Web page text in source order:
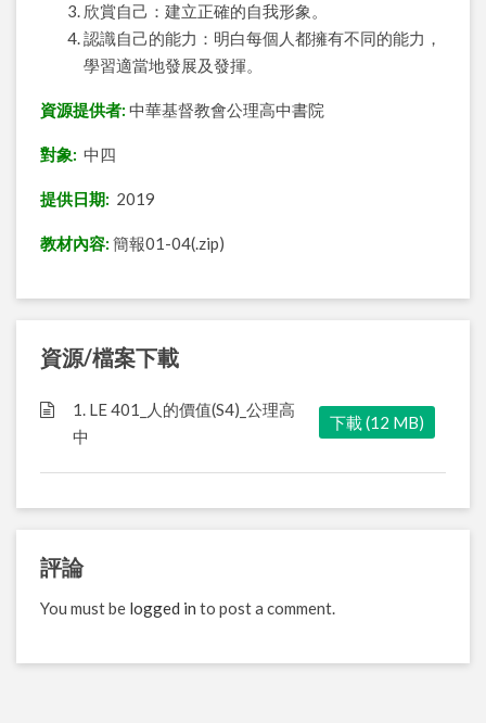
欣賞自己：建立正確的自我形象。
認識自己的能力：明白每個人都擁有不同的能力，
學習適當地發展及發揮。
資源提供者: 中華基督教會公理高中書院
對象: 中四
提供日期: 2019
教材內容: 簡報01-04(.zip)
資源/檔案下載
1. LE 401_人的價值(S4)_公理高
中
下載 (12 MB)
評論
You must be logged in to post a comment.